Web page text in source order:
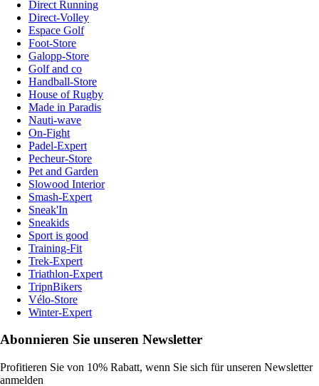
Direct Running
Direct-Volley
Espace Golf
Foot-Store
Galopp-Store
Golf and co
Handball-Store
House of Rugby
Made in Paradis
Nauti-wave
On-Fight
Padel-Expert
Pecheur-Store
Pet and Garden
Slowood Interior
Smash-Expert
Sneak'In
Sneakids
Sport is good
Training-Fit
Trek-Expert
Triathlon-Expert
TripnBikers
Vélo-Store
Winter-Expert
Abonnieren Sie unseren Newsletter
Profitieren Sie von 10% Rabatt, wenn Sie sich für unseren Newsletter
anmelden